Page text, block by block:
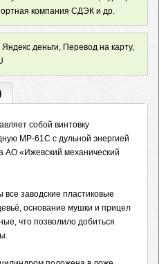
компания СДЭК и др.
деньги, Перевод на карту,
собой винтовку
МР-61С с дульной энергией
АО «Ижевский механический
заводские пластиковые
основание мушки и прицел
что позволило добиться